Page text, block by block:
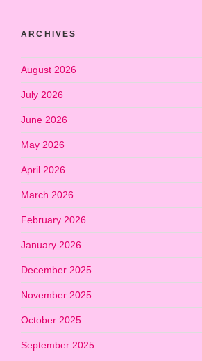
ARCHIVES
August 2026
July 2026
June 2026
May 2026
April 2026
March 2026
February 2026
January 2026
December 2025
November 2025
October 2025
September 2025